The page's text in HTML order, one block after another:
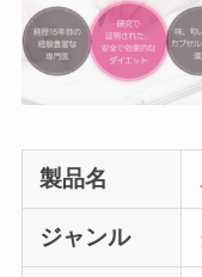
製品名
ジャンル